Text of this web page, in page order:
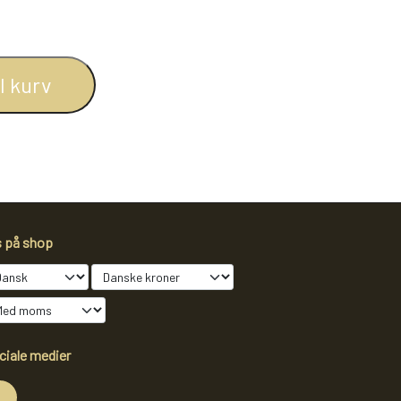
kurv
på shop
medier